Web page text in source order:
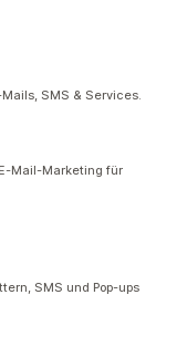
SMS & Services.
Mail-Marketing für
SMS und Pop-ups